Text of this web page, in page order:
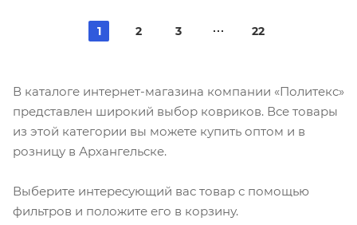
1 2 3 22
В каталоге интернет-магазина компании «Политекс»
представлен широкий выбор ковриков. Все товары
из этой категории вы можете купить оптом и в
розницу в Архангельске.
Выберите интересующий вас товар с помощью
фильтров и положите его в корзину.